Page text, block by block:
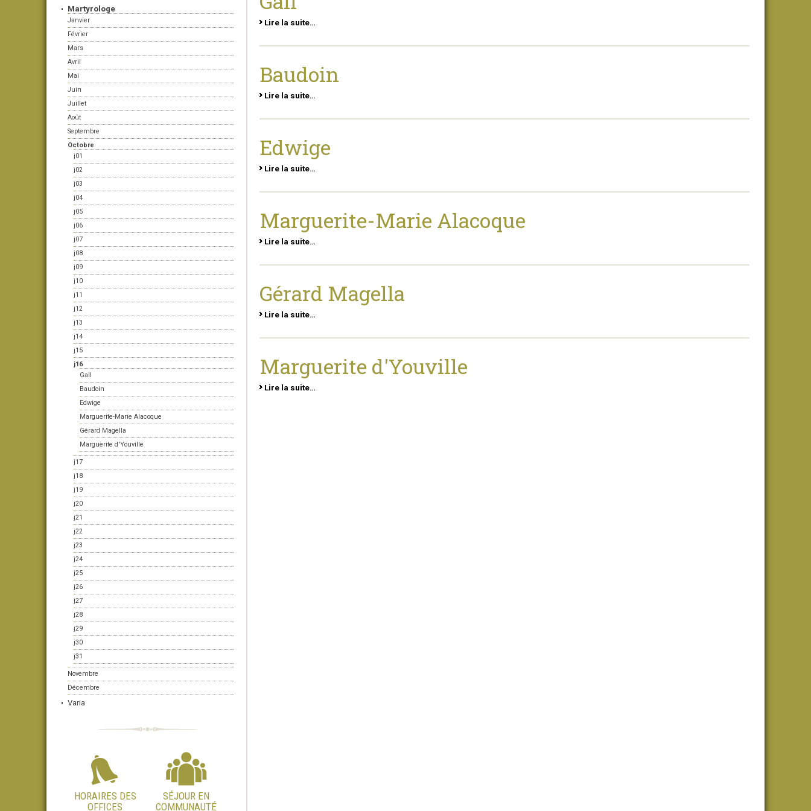
Martyrologe
Janvier
Février
Mars
Avril
Mai
Juin
Juillet
Août
Septembre
Octobre
j01
j02
j03
j04
j05
j06
j07
j08
j09
j10
j11
j12
j13
j14
j15
j16
Gall
Baudoin
Edwige
Marguerite-Marie Alacoque
Gérard Magella
Marguerite d'Youville
j17
j18
j19
j20
j21
j22
j23
j24
j25
j26
j27
j28
j29
j30
j31
Novembre
Décembre
Varia
HORAIRES DES
OFFICES
SÉJOUR EN
COMMUNAUTÉ
Lire la suite…
Baudoin
Lire la suite…
Edwige
Lire la suite…
Marguerite-Marie Alacoque
Lire la suite…
Gérard Magella
Lire la suite…
Marguerite d'Youville
Lire la suite…